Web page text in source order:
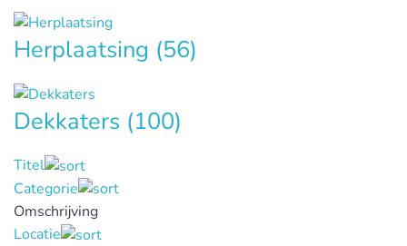
Herplaatsing (56)
Dekkaters (100)
Titel
Categorie
Omschrijving
Locatie